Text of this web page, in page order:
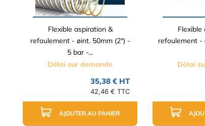
Flexible aspiration &
refoulement - øint. 50mm (2") -
5 bar -...
Délai sur demande
35,38 € HT
42,46 € TTC
AJOUTER AU PANIER
Flexible
refoulement -
Délai